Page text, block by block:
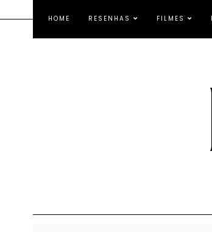
HOME RESENHAS FILMES